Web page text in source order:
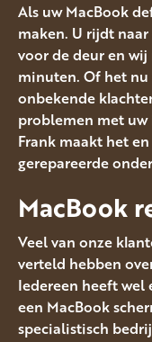
Als uw MacBook
maken. U rijdt
voor de deur en
minuten. Of het nu
onbekende
problemen met uw
Frank maakt het
gerepareerde
MacBook
Veel van onze
verteld hebben
Iedereen heeft wel
een MacBook
specialistisch